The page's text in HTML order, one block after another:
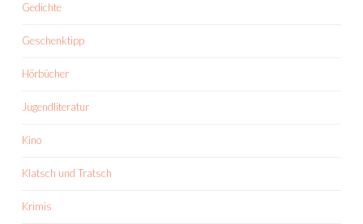
Gedichte
Geschenktipp
Hörbücher
Jugendliteratur
Kino
Klatsch und Tratsch
Krimis